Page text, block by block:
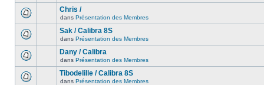
Chris /
dans Présentation des Membres
Sak / Calibra 8S
dans Présentation des Membres
Dany / Calibra
dans Présentation des Membres
Tibodelille / Calibra 8S
dans Présentation des Membres